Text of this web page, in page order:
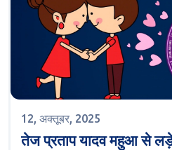
12, अक्तूबर, 2025
तेज प्रताप यादव महुआ से